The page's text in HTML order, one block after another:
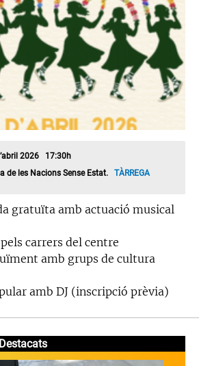
2026 17:30h
de les Nacions Sense Estat.TÀRREGA
gratuïta amb actuació musical
carrers del centre
amb grups de cultura
amb DJ (inscripció prèvia)